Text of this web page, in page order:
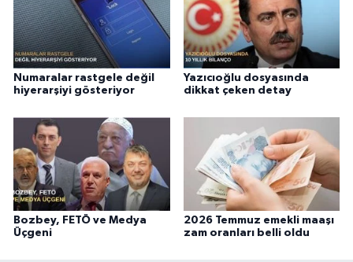
Numaralar rastgele değil
hiyerarşiyi gösteriyor
Yazıcıoğlu dosyasında
dikkat çeken detay
Bozbey, FETÖ ve Medya
Üçgeni
2026 Temmuz emekli maaşı
zam oranları belli oldu